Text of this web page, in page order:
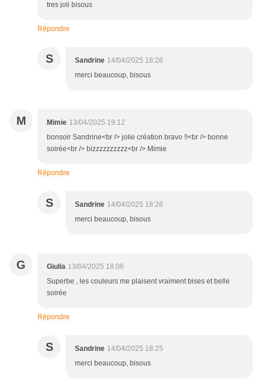
tres joli bisous
Répondre
S Sandrine 14/04/2025 18:26
merci beaucoup, bisous
M Mimie 13/04/2025 19:12
bonsoir Sandrine<br /> jolie création bravo !!<br /> bonne
soirée<br /> bizzzzzzzzzz<br /> Mimie
Répondre
S Sandrine 14/04/2025 18:26
merci beaucoup, bisous
G Giulia 13/04/2025 18:06
Superbe , les couleurs me plaisent vraiment bises et belle
soirée
Répondre
S Sandrine 14/04/2025 18:25
merci beaucoup, bisous